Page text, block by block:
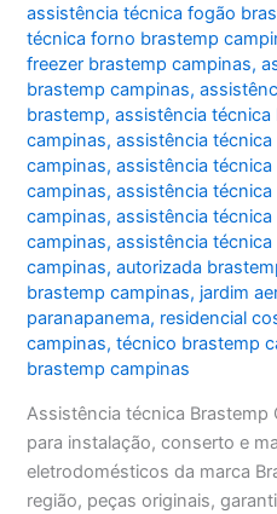
assistência técnica fogão
técnica forno brastemp
freezer brastemp campinas,
brastemp campinas,
brastemp,assistência técnica
campinas,assistência
campinas,assistência
campinas,assistência
campinas,assistência
campinas,assistência
campinas,autorizada
brastemp campinas, jardim
paranapanema, residencial
campinas,técnico brastemp
brastemp campinas
Assistência técnica
para instalação, conserto e
eletrodomésticos da marca
região, peças originais,